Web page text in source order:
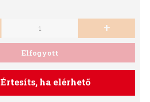
+
Elfogyott
Értesíts, ha elérhető